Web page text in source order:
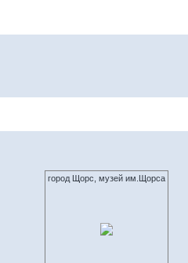
город Щорс, музей им.Щорса